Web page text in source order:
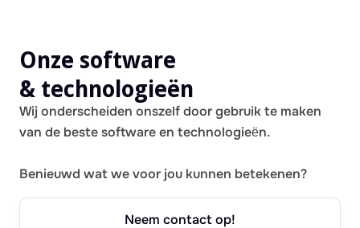
Onze software
& technologieën
Wij onderscheiden onszelf door gebruik te maken
van de beste software en technologieën.
Benieuwd wat we voor jou kunnen betekenen?
Neem contact op!